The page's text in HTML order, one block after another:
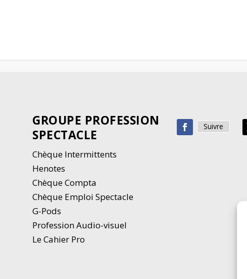
GROUPE PROFESSION
SPECTACLE
Chèque Intermittents
Henotes
Chèque Compta
Chèque Emploi Spectacle
G-Pods
Profession Audio-visuel
Le Cahier Pro
Suivre